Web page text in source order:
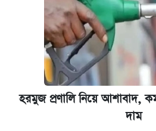
হরমুজ প্রণালি নিয়ে আশাবাদ,
দাম